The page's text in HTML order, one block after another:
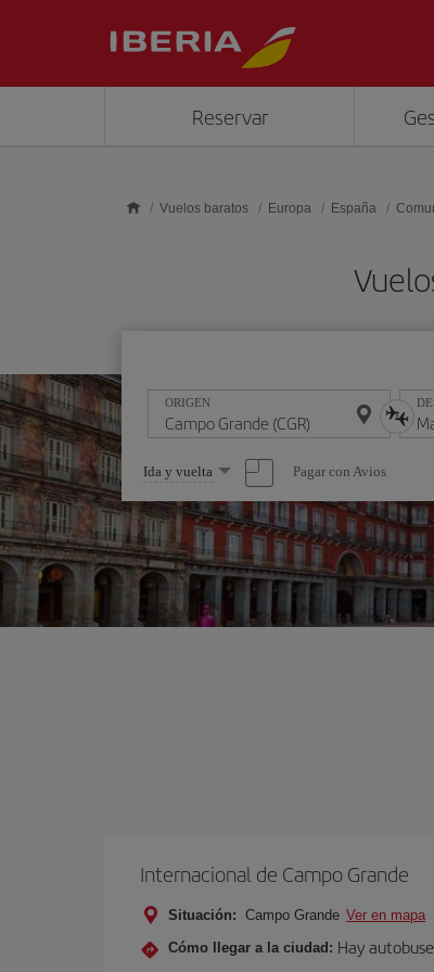
Reservar
Vuelos baratos Europa España
ORIGEN
Seleccione
una
opción
Ida y vuelta Pagar con Avios
Internacional de Campo Grande
Situación: Campo Grande Ver en mapa
Cómo llegar a la ciudad: Hay